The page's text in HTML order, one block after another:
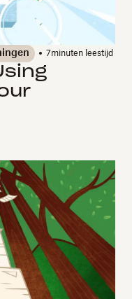
7minuten leestijd